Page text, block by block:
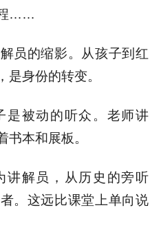
程……
员的缩影。从孩子到红
是身份的转变。
是被动的听众。老师讲
书本和展板。
讲解员，从历史的旁听
。这远比课堂上单向说